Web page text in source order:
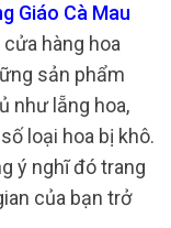
Giáo Cà Mau
hàng hoa
sản phẩm
như lẵng hoa,
loại hoa bị khô.
ý nghĩ đó trang
của bạn trở